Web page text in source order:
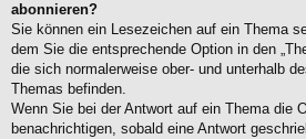
abonnieren?
Sie können ein Lesezeichen auf ein Thema
dem Sie die entsprechende Option in den
die sich normalerweise ober- und unterhalb
Themas befinden.
Wenn Sie bei der Antwort auf ein Thema die
benachrichtigen, sobald eine Antwort